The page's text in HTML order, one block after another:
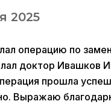
2025
операцию по
доктор Ивашков
прошла
Выражаю